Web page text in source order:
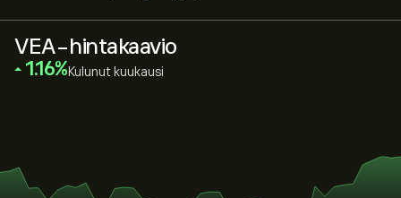
VEA-hintakaavio
‎1.16‎ Kulunut kuukausi